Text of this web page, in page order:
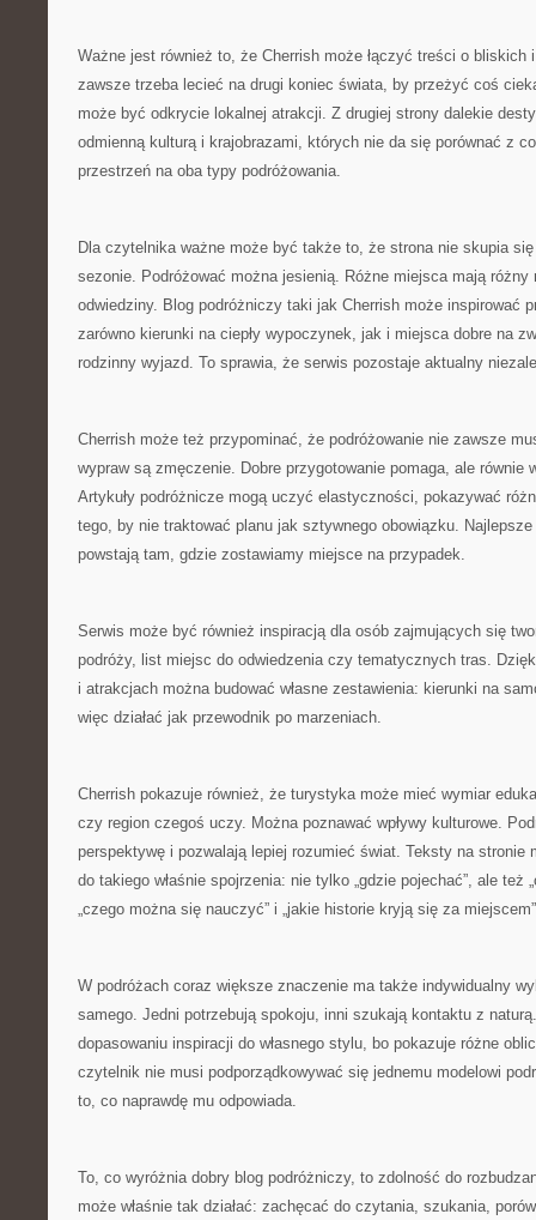
Ważne jest również to, że Cherrish może łączyć treści o bliskich
zawsze trzeba lecieć na drugi koniec świata, by przeżyć coś
może być odkrycie lokalnej atrakcji. Z drugiej strony dalekie
odmienną kulturą i krajobrazami, których nie da się porównać z
przestrzeń na oba typy podróżowania.
Dla czytelnika ważne może być także to, że strona nie skupia się
sezonie. Podróżować można jesienią. Różne miejsca mają
odwiedziny. Blog podróżniczy taki jak Cherrish może inspirować
zarówno kierunki na ciepły wypoczynek, jak i miejsca dobre na
rodzinny wyjazd. To sprawia, że serwis pozostaje aktualny
Cherrish może też przypominać, że podróżowanie nie zawsze
wypraw są zmęczenie. Dobre przygotowanie pomaga, ale równie
Artykuły podróżnicze mogą uczyć elastyczności, pokazywać
tego, by nie traktować planu jak sztywnego obowiązku.
powstają tam, gdzie zostawiamy miejsce na przypadek.
Serwis może być również inspiracją dla osób zajmujących się
podróży, list miejsc do odwiedzenia czy tematycznych tras.
i atrakcjach można budować własne zestawienia: kierunki na
więc działać jak przewodnik po marzeniach.
Cherrish pokazuje również, że turystyka może mieć wymiar
czy region czegoś uczy. Można poznawać wpływy kulturowe.
perspektywę i pozwalają lepiej rozumieć świat. Teksty na stronie
do takiego właśnie spojrzenia: nie tylko „gdzie pojechać”, ale też
„czego można się nauczyć” i „jakie historie kryją się za
W podróżach coraz większe znaczenie ma także indywidualny
samego. Jedni potrzebują spokoju, inni szukają kontaktu z
dopasowaniu inspiracji do własnego stylu, bo pokazuje różne
czytelnik nie musi podporządkowywać się jednemu modelowi
to, co naprawdę mu odpowiada.
To, co wyróżnia dobry blog podróżniczy, to zdolność do
może właśnie tak działać: zachęcać do czytania, szukania,